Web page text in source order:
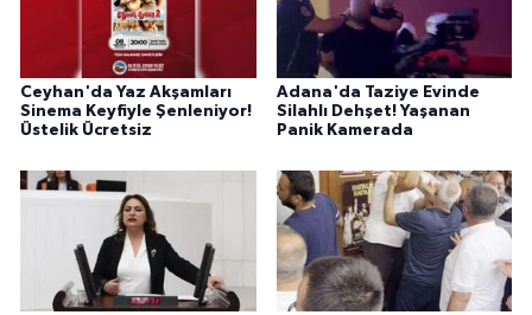
Ceyhan'da Yaz Akşamları
Sinema Keyfiyle Şenleniyor!
Üstelik Ücretsiz
Adana'da Taziye Evinde
Silahlı Dehşet! Yaşanan
Panik Kamerada